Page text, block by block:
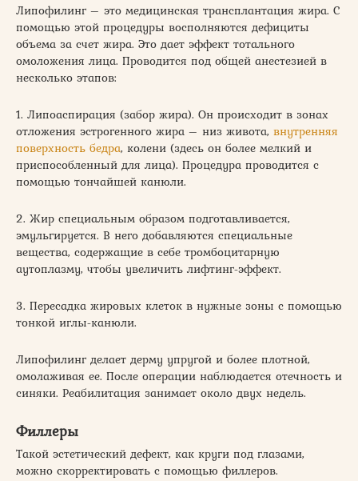
Липофилинг – это медицинская трансплантация жира. С
помощью этой процедуры восполняются дефициты
объема за счет жира. Это дает эффект тотального
омоложения лица. Проводится под общей анестезией в
несколько этапов:
1. Липоаспирация (забор жира). Он происходит в зонах
отложения эстрогенного жира – низ живота, внутренняя
поверхность бедра, колени (здесь он более мелкий и
приспособленный для лица). Процедура проводится с
помощью тончайшей канюли.
2. Жир специальным образом подготавливается,
эмульгируется. В него добавляются специальные
вещества, содержащие в себе тромбоцитарную
аутоплазму, чтобы увеличить лифтинг-эффект.
3. Пересадка жировых клеток в нужные зоны с помощью
тонкой иглы-канюли.
Липофилинг делает дерму упругой и более плотной,
омолаживая ее. После операции наблюдается отечность и
синяки. Реабилитация занимает около двух недель.
Филлеры
Такой эстетический дефект, как круги под глазами,
можно скорректировать с помощью филлеров.